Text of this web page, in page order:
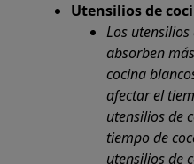
Utensilios de
Los
absorben
cocina
afectar el
utensilios de
tiempo de
utensilios de